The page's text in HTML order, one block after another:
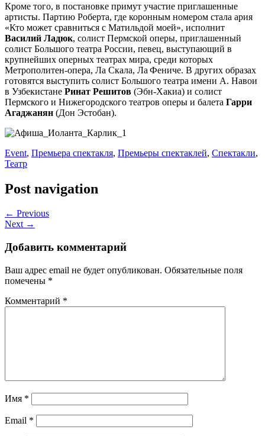
Кроме того, в постановке примут участие приглашенные
артисты. Партию Роберта, где коронным номером стала ария
«Кто может сравниться с Матильдой моей», исполнит
Василий Ладюк, солист Пермской оперы, приглашенный
солист Большого театра России, певец, выступающий в
крупнейших оперных театрах мира, среди которых
Метрополитен-опера, Ла Скала, Ла Фениче. В других образах
готовятся выступить солист Большого театра имени А. Навои
в Узбекистане Ринат Решитов (Эбн-Хакиа) и солист
Пермского и Нижегородского театров оперы и балета Гарри
Агаджанян (Дон Эстобан).
Event, Премьера спектакля, Премьеры спектаклей, Спектакли,
Театр
Post navigation
← Previous
Next →
Добавить комментарий
Ваш адрес email не будет опубликован. Обязательные поля
помечены *
Комментарий *
Имя *
Email *